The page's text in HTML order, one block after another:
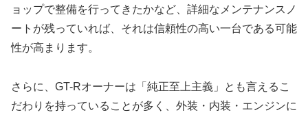
ョップで整備を行ってきたかなど、詳細なメンテナンスノ
ートが残っていれば、それは信頼性の高い一台である可能
性が高まります。
さらに、GT-Rオーナーは「純正至上主義」とも言えるこ
だわりを持っていることが多く、外装・内装・エンジンに